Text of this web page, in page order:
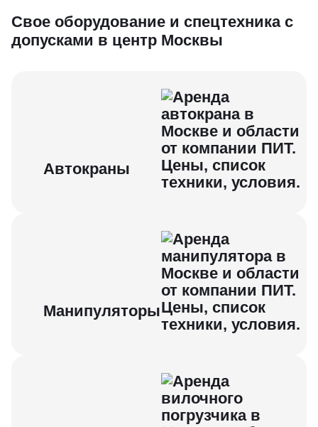
Свое об орудование и спецтехника с
допусками в центр Москвы
Автокраны
Манипуляторы